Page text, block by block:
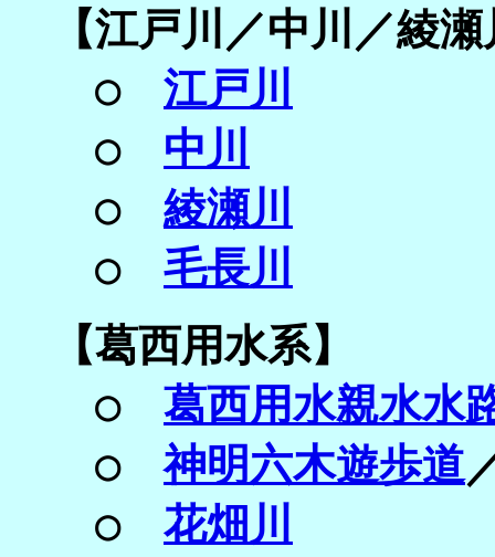
【江戸川／中川／綾瀬
○ 江戸川
○ 中川
○ 綾瀬川
○ 毛長川
【葛西用水系】
○ 葛西用水親水水
○神明六木遊歩道
○ 花畑川